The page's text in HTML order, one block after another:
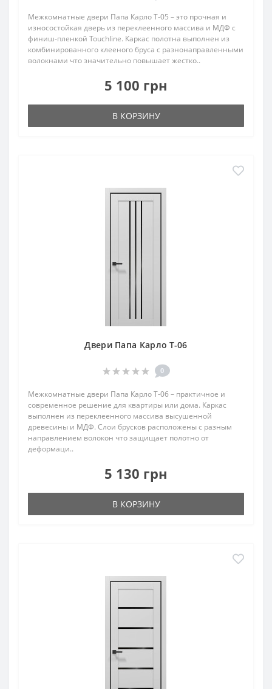
Межкомнатные двери Папа Карло T‑05 – это прочная и
износостойкая дверь из переклеенного массива и МДФ с
финиш‑пленкой Touchline. Каркас полотна выполнен из
комбинированного клееного бруса с разнонаправленными
волокнами что значительно повышает жестко..
5 100 грн
В КОРЗИНУ
Двери Папа Карло T-06
0
Межкомнатные двери Папа Карло T‑06 – практичное и
современное решение для квартиры или дома. Каркас
выполнен из переклеенного массива высушенной
древесины и МДФ. Слои брусков расположены с разным
направлением волокон что защищает полотно от
деформаци..
5 130 грн
В КОРЗИНУ